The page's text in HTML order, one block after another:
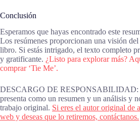
Conclusión
Esperamos que hayas encontrado este
Los resúmenes proporcionan una visión
libro. Si estás intrigado, el texto completo
y gratificante. ¿Listo para explorar más?
comprar ‘Tie Me’.
DESCARGO DE RESPONSABILIDAD:
presenta como un resumen y un análisis y
trabajo original. Si eres el autor original de
web y deseas que lo retiremos, contáctanos.